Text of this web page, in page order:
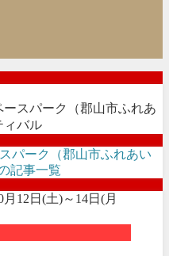
スパーク（郡山市ふれあ
ィバル
パーク（郡山市ふれあい
記事一覧